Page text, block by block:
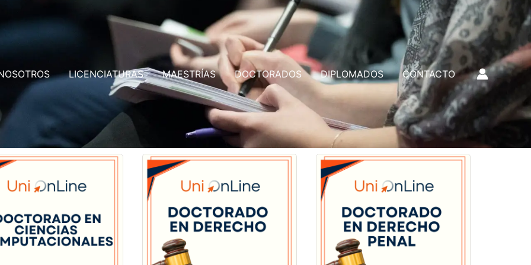
LICENCIATURAS MAESTRÍAS DOCTORADOS DIPLOMADOS CONTACTO